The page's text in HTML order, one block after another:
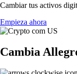
Cambiar tus activos
Empieza ahora
Cambia